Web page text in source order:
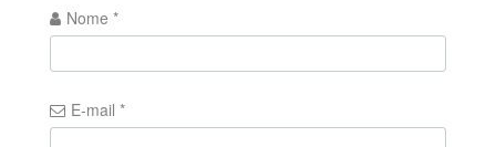
Nome *
E-mail *